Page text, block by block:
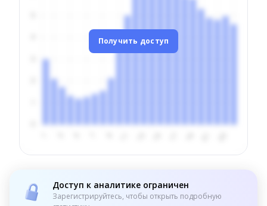
Получить доступ
Доступ к аналитике ограничен
Зарегистрируйтесь, чтобы открыть подробную